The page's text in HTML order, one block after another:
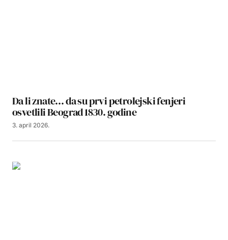
Da li znate… da su prvi petrolejski fenjeri
osvetlili Beograd 1830. godine
3. april 2026.